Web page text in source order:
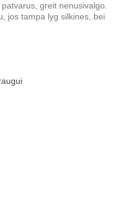
greit nenusivalgo.
jos tampa lyg silkines, bei